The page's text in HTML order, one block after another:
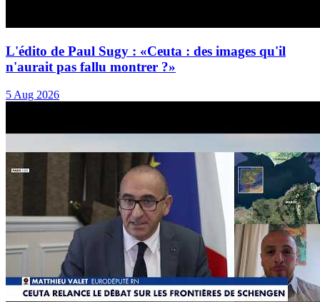
L'édito de Paul Sugy : «Ceuta : des images qu'il
n'aurait pas fallu montrer ?»
5 Aug 2026